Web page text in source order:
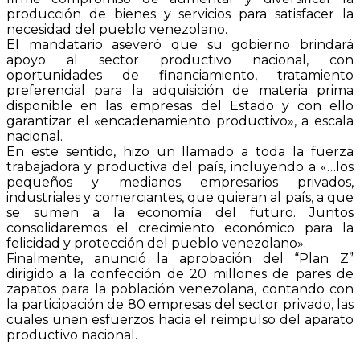
producción de bienes y servicios para satisfacer la
necesidad del pueblo venezolano.
El mandatario aseveró que su gobierno brindará
apoyo al sector productivo nacional, con
oportunidades de financiamiento, tratamiento
preferencial para la adquisición de materia prima
disponible en las empresas del Estado y con ello
garantizar el «encadenamiento productivo», a escala
nacional.
En este sentido, hizo un llamado a toda la fuerza
trabajadora y productiva del país, incluyendo a «…los
pequeños y medianos empresarios privados,
industriales y comerciantes, que quieran al país, a que
se sumen a la economía del futuro. Juntos
consolidaremos el crecimiento económico para la
felicidad y protección del pueblo venezolano».
Finalmente, anunció la aprobación del “Plan Z”
dirigido a la confección de 20 millones de pares de
zapatos para la población venezolana, contando con
la participación de 80 empresas del sector privado, las
cuales unen esfuerzos hacia el reimpulso del aparato
productivo nacional.